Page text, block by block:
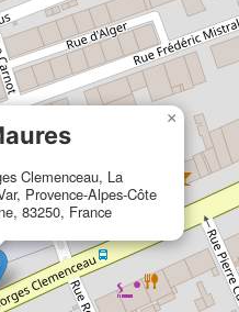
Clemenceau, La
Provence-Alpes-Côte
83250, France
×